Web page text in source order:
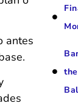
antes